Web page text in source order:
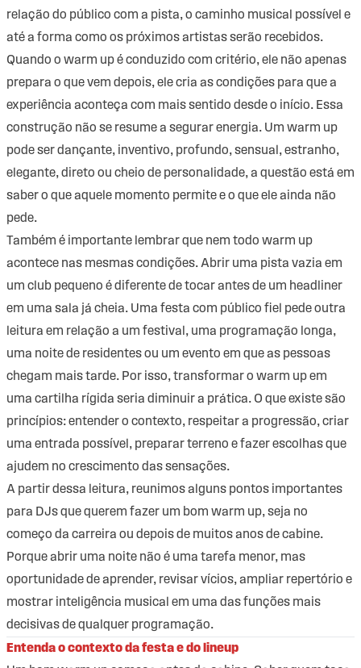
relação do público com a pista, o caminho musical possível e
até a forma como os próximos artistas serão recebidos.
Quando o warm up é conduzido com critério, ele não apenas
prepara o que vem depois, ele cria as condições para que a
experiência aconteça com mais sentido desde o início. Essa
construção não se resume a segurar energia. Um warm up
pode ser dançante, inventivo, profundo, sensual, estranho,
elegante, direto ou cheio de personalidade, a questão está em
saber o que aquele momento permite e o que ele ainda não
pede.
Também é importante lembrar que nem todo warm up
acontece nas mesmas condições. Abrir uma pista vazia em
um club pequeno é diferente de tocar antes de um headliner
em uma sala já cheia. Uma festa com público fiel pede outra
leitura em relação a um festival, uma programação longa,
uma noite de residentes ou um evento em que as pessoas
chegam mais tarde. Por isso, transformar o warm up em
uma cartilha rígida seria diminuir a prática. O que existe são
princípios: entender o contexto, respeitar a progressão, criar
uma entrada possível, preparar terreno e fazer escolhas que
ajudem no crescimento das sensações.
A partir dessa leitura, reunimos alguns pontos importantes
para DJs que querem fazer um bom warm up, seja no
começo da carreira ou depois de muitos anos de cabine.
Porque abrir uma noite não é uma tarefa menor, mas
oportunidade de aprender, revisar vícios, ampliar repertório e
mostrar inteligência musical em uma das funções mais
decisivas de qualquer programação.
Entenda o contexto da festa e do lineup